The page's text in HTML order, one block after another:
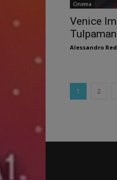
Cinema
Venice
Alessandro
1 2